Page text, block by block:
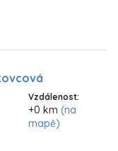
Vzdálenost:
+0 km(na
mapě)